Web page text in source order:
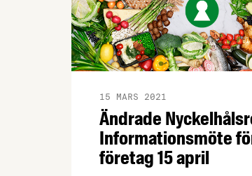
Ändrade
Informationsmöte
företag 15 april
15 MARS 2021